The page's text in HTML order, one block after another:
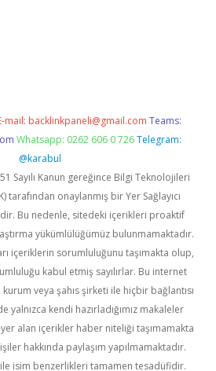
mail: backlinkpaneli@gmail.com Teams:
Whatsapp: 0262 606 0 726 Telegram:
@karabul
Sayılı Kanun gereğince Bilgi Teknolojileri
tarafından onaylanmış bir Yer Sağlayıcı
Bu nedenle, sitedeki içerikleri proaktif
yükümlülüğümüz bulunmamaktadır.
içeriklerin sorumluluğunu taşımakta olup,
kabul etmiş sayılırlar. Bu internet
veya şahıs şirketi ile hiçbir bağlantısı
yalnızca kendi hazırladığımız makaleler
alan içerikler haber niteliği taşımamakta
hakkında paylaşım yapılmamaktadır.
isim benzerlikleri tamamen tesadüfidir.